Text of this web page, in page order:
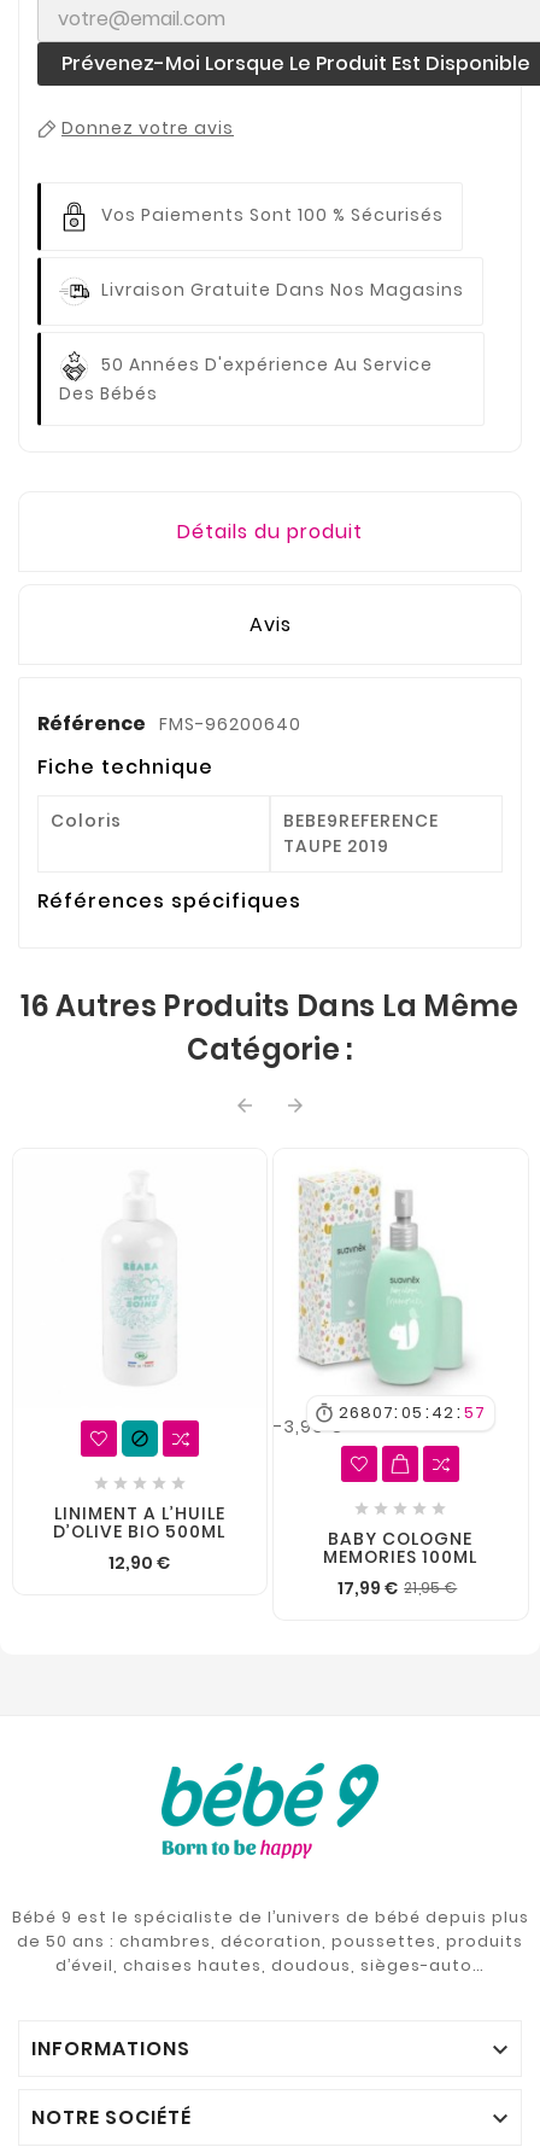
Prévenez-Moi Lorsque Le Produit Est Disponible
Donnez votre avis
Vos Paiements Sont 100 % Sécurisés
Livraison Gratuite Dans Nos Magasins
50 Années D'expérience Au Service
Des Bébés
Détails du produit
Avis
Référence FMS-96200640
Fiche technique
Coloris
BEBE9REFERENCE
TAUPE 2019
Références spécifiques
16 Autres Produits Dans La Même
Catégorie :
 

    
LINIMENT A L’HUILE
D’OLIVE BIO 500ML
12,90 €
-3,96 €
 26807: 05 : 42: 57
    
BABY COLOGNE
MEMORIES 100ML
17,99 € 21,95 €
Bébé 9 est le spécialiste de l’univers de bébé depuis plus
de 50 ans : chambres, décoration, poussettes, produits
d’éveil, chaises hautes, doudous, sièges-auto…
INFORMATIONS 
NOTRE SOCIÉTÉ 